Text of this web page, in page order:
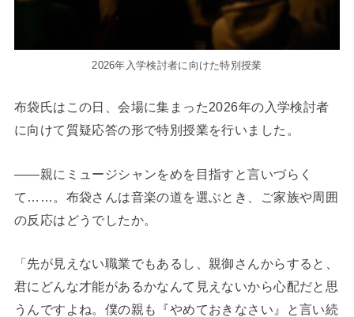
2026年入学検討者に向けた特別授業
布袋氏はこの日、会場に集まった2026年の入学検討者
に向けて質疑応答の形で特別授業を行いました。
――親にミュージシャンをめを目指すと言いづらく
て……。布袋さんは音楽の道を選ぶとき、ご家族や周囲
の反応はどうでしたか。
「先が見えない職業でもあるし、親御さんからすると、
君にどんな才能があるかなんて見えないから心配だと思
うんですよね。僕の親も『やめておきなさい』と言い続